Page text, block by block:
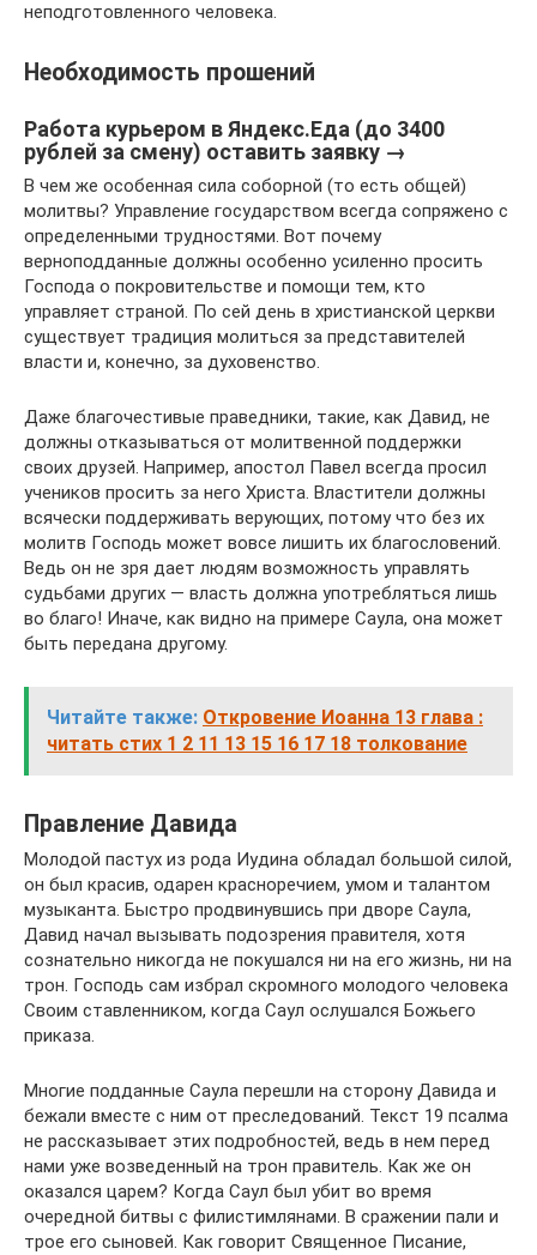
неподготовленного человека.
Необходимость прошений
Работа курьером в Яндекс.Еда (до 3400
рублей за смену) оставить заявку →
В чем же особенная сила соборной (то есть общей)
молитвы? Управление государством всегда сопряжено с
определенными трудностями. Вот почему
верноподданные должны особенно усиленно просить
Господа о покровительстве и помощи тем, кто
управляет страной. По сей день в христианской церкви
существует традиция молиться за представителей
власти и, конечно, за духовенство.
Даже благочестивые праведники, такие, как Давид, не
должны отказываться от молитвенной поддержки
своих друзей. Например, апостол Павел всегда просил
учеников просить за него Христа. Властители должны
всячески поддерживать верующих, потому что без их
молитв Господь может вовсе лишить их благословений.
Ведь он не зря дает людям возможность управлять
судьбами других — власть должна употребляться лишь
во благо! Иначе, как видно на примере Саула, она может
быть передана другому.
Читайте также: Откровение Иоанна 13 глава :
читать стих 1 2 11 13 15 16 17 18 толкование
Правление Давида
Молодой пастух из рода Иудина обладал большой силой,
он был красив, одарен красноречием, умом и талантом
музыканта. Быстро продвинувшись при дворе Саула,
Давид начал вызывать подозрения правителя, хотя
сознательно никогда не покушался ни на его жизнь, ни на
трон. Господь сам избрал скромного молодого человека
Своим ставленником, когда Саул ослушался Божьего
приказа.
Многие подданные Саула перешли на сторону Давида и
бежали вместе с ним от преследований. Текст 19 псалма
не рассказывает этих подробностей, ведь в нем перед
нами уже возведенный на трон правитель. Как же он
оказался царем? Когда Саул был убит во время
очередной битвы с филистимлянами. В сражении пали и
трое его сыновей. Как говорит Священное Писание,